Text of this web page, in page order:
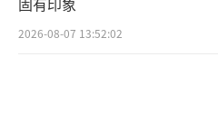
积分）和编程能力（
2026-08-07 13:52:02